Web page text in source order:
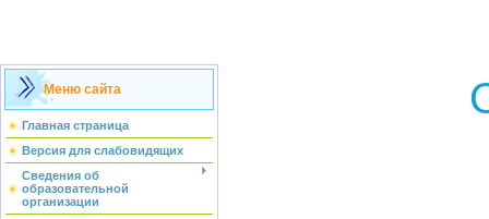
Меню сайта
Главная страница
Версия для слабовидящих
Сведения об
образовательной
организации